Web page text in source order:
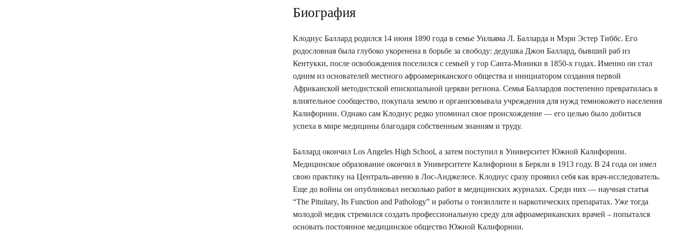
Биография
Клодиус Баллард родился 14 июня 1890 года в семье Уильяма Л. Балларда и Мэри Эстер Тиббс. Его
родословная была глубоко укоренена в борьбе за свободу: дедушка Джон Баллард, бывший раб из
Кентукки, после освобождения поселился с семьей у гор Санта-Моники в 1850-х годах. Именно он стал
одним из основателей местного афроамериканского общества и инициатором создания первой
Африканской методистской епископальной церкви региона. Семья Баллардов постепенно превратилась в
влиятельное сообщество, покупала землю и организовывала учреждения для нужд темнокожего населения
Калифорнии. Однако сам Клодиус редко упоминал свое происхождение — его целью было добиться
успеха в мире медицины благодаря собственным знаниям и труду.
Баллард окончил Los Angeles High School, а затем поступил в Университет Южной Калифорнии.
Медицинское образование окончил в Университете Калифорнии в Беркли в 1913 году. В 24 года он имел
свою практику на Централь-авеню в Лос-Анджелесе. Клодиус сразу проявил себя как врач-исследователь.
Еще до войны он опубликовал несколько работ в медицинских журналах. Среди них — научная статья
“The Pituitary, Its Function and Pathology” и работы о тонзиллите и наркотических препаратах. Уже тогда
молодой медик стремился создать профессиональную среду для афроамериканских врачей – попытался
основать постоянное медицинское общество Южной Калифорнии.